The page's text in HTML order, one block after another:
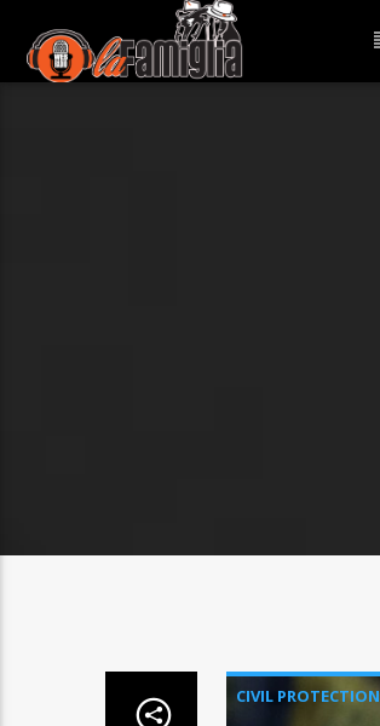
CIVIL PROTECTION